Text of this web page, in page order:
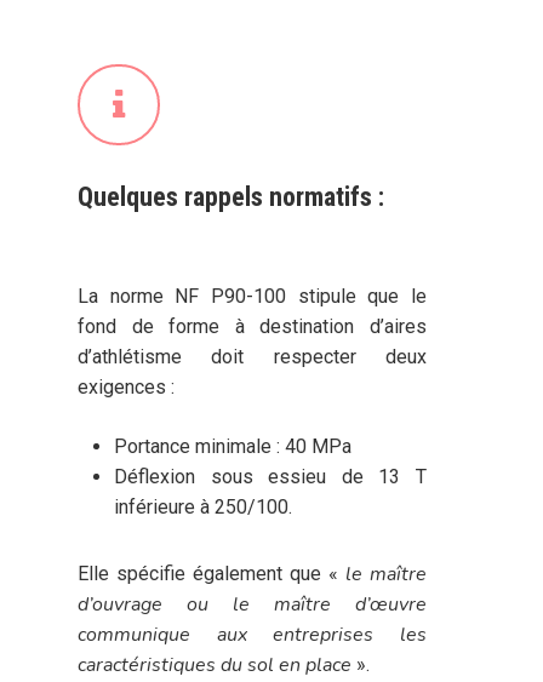
Quelques rappels normatifs :
La norme NF P90-100 stipule que le
fond de forme à destination d’aires
d’athlétisme doit respecter deux
exigences :
Portance minimale : 40 MPa
Déflexion sous essieu de 13 T
inférieure à 250/100.
Elle spécifie également que « le maître
d’ouvrage ou le maître d’œuvre
communique aux entreprises les
caractéristiques du sol en place ».